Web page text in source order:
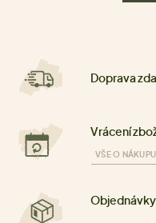
Doprava
Vrácení
VŠE O NÁKUPU